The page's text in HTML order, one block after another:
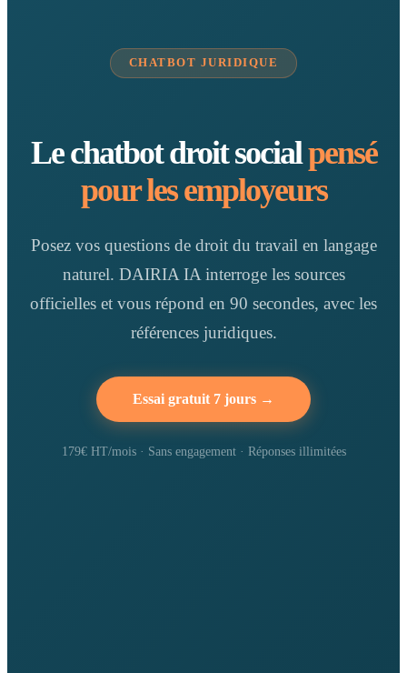
CHATBOT JURIDIQUE
Le chatbot droit socialpensé
pour les employeurs
Posez vos questions de droit du travail en langage
naturel. DAIRIA IA interroge les sources
officielles et vous répond en 90 secondes, avec les
références juridiques.
Essai gratuit 7 jours →
179€ HT/mois · Sans engagement · Réponses illimitées